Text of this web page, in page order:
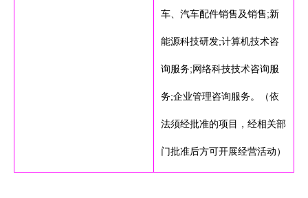
车、汽车配件销售及销售;新
能源科技研发;计算机技术咨
询服务;网络科技技术咨询服
务;企业管理咨询服务。（依
法须经批准的项目，经相关部
门批准后方可开展经营活动）